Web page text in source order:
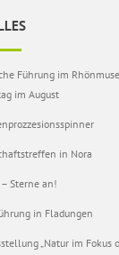
Führung im
im August
in Nora
Sterne an!
in Fladungen
„Natur im Fokus